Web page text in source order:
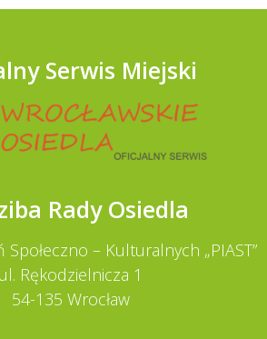
Serwis Miejski
Rady Osiedla
Społeczno – Kulturalnych „PIAST”
ul. Rękodzielnicza 1
54-135 Wrocław